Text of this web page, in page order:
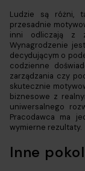
Ludzie są różni,
przesadnie
inni odliczają z
Wynagrodzenie
decydującym o
codzienne
zarządzania czy
skutecznie
biznesowe z
uniwersalnego
Pracodawca ma
wymierne rezultaty.
Inne